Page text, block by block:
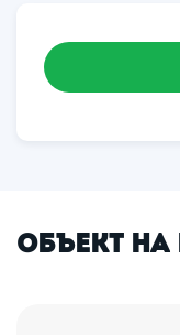
Объект на